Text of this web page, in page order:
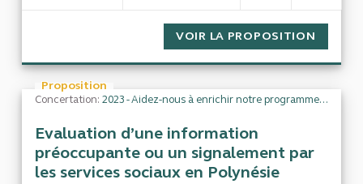
VOIR LA PROPOSITION
Proposition
Concertation: 2023 - Aidez-nous à enrichir notre programme de travail
Evaluation d’une information
préoccupante ou un signalement par
les services sociaux en Polynésie